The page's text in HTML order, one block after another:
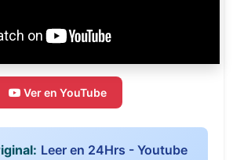
Ver en YouTube
Leer en 24Hrs - Youtube